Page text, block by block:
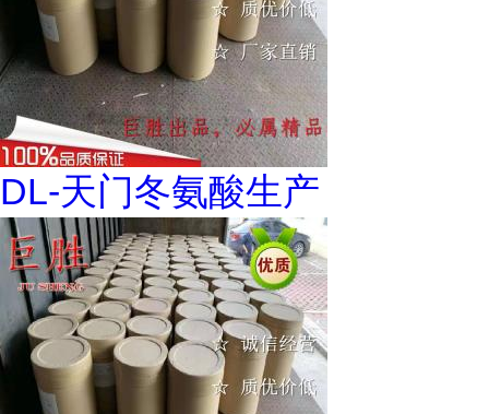
DL-天门冬氨酸生产